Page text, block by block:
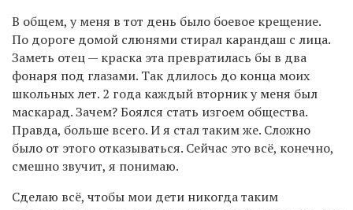
В общем, у меня в тот день было боевое крещение.
По дороге домой слюнями стирал карандаш с лица.
Заметь отец — краска эта превратилась бы в два
фонаря под глазами. Так длилось до конца моих
школьных лет. 2 года каждый вторник у меня был
маскарад. Зачем? Боялся стать изгоем общества.
Правда, больше всего. И я стал таким же. Сложно
было от этого отказываться. Сейчас это всё, конечно,
смешно звучит, я понимаю.
Сделаю всё, чтобы мои дети никогда таким